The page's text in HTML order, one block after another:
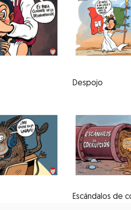
Despojo
Escándalos de